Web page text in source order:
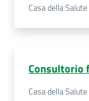
Casa della
Consultorio
Casa della